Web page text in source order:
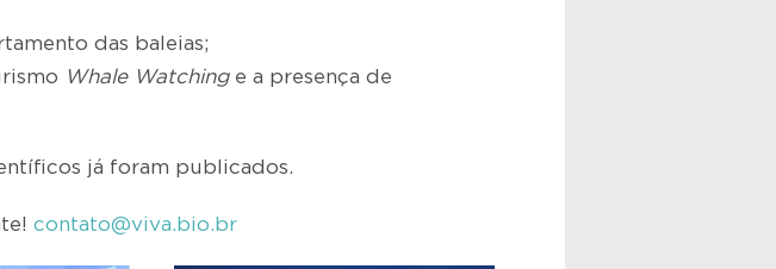
das baleias;
Whale Watchinge a presença de
já foram publicados.
contato@viva.bio.br